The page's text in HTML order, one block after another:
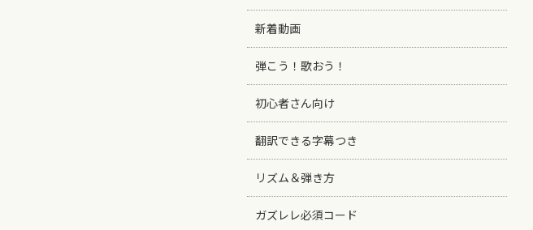
新着動画
弾こう！歌おう！
初心者さん向け
翻訳できる字幕つき
リズム＆弾き方
ガズレレ必須コード